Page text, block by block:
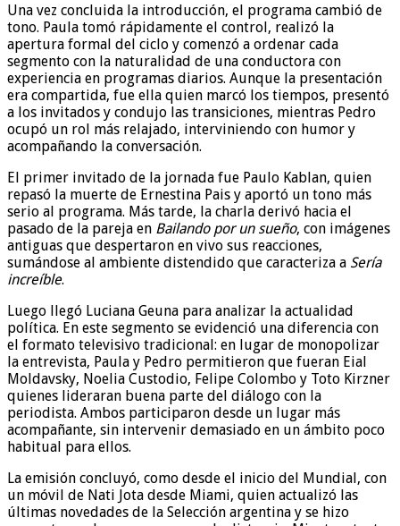
Una vez concluida la introducción, el programa cambió de
tono. Paula tomó rápidamente el control, realizó la
apertura formal del ciclo y comenzó a ordenar cada
segmento con la naturalidad de una conductora con
experiencia en programas diarios. Aunque la presentación
era compartida, fue ella quien marcó los tiempos, presentó
a los invitados y condujo las transiciones, mientras Pedro
ocupó un rol más relajado, interviniendo con humor y
acompañando la conversación.
El primer invitado de la jornada fue Paulo Kablan, quien
repasó la muerte de Ernestina Pais y aportó un tono más
serio al programa. Más tarde, la charla derivó hacia el
pasado de la pareja en Bailando por un sueño, con imágenes
antiguas que despertaron en vivo sus reacciones,
sumándose al ambiente distendido que caracteriza a Sería
increíble.
Luego llegó Luciana Geuna para analizar la actualidad
política. En este segmento se evidenció una diferencia con
el formato televisivo tradicional: en lugar de monopolizar
la entrevista, Paula y Pedro permitieron que fueran Eial
Moldavsky, Noelia Custodio, Felipe Colombo y Toto Kirzner
quienes lideraran buena parte del diálogo con la
periodista. Ambos participaron desde un lugar más
acompañante, sin intervenir demasiado en un ámbito poco
habitual para ellos.
La emisión concluyó, como desde el inicio del Mundial, con
un móvil de Nati Jota desde Miami, quien actualizó las
últimas novedades de la Selección argentina y se hizo